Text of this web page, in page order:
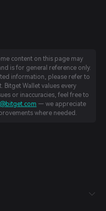
content on this page may
is for general reference only.
information, please refer to
Bitget Wallet values every
or inaccuracies, feel free to
— we appreciate
where needed.